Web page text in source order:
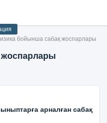
бойынша сабақ жоспарлары
арналған сабақ